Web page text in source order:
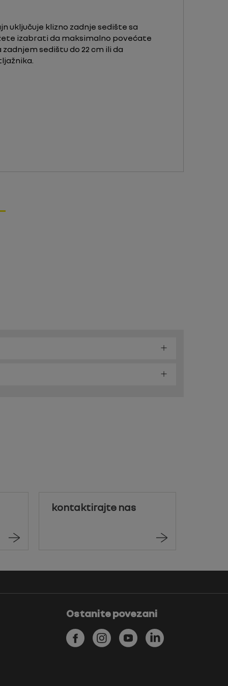
uključuje klizno zadnje sedište sa
izabrati da maksimalno povećate
sedištu do 22 cm ili da
kontaktirajte nas